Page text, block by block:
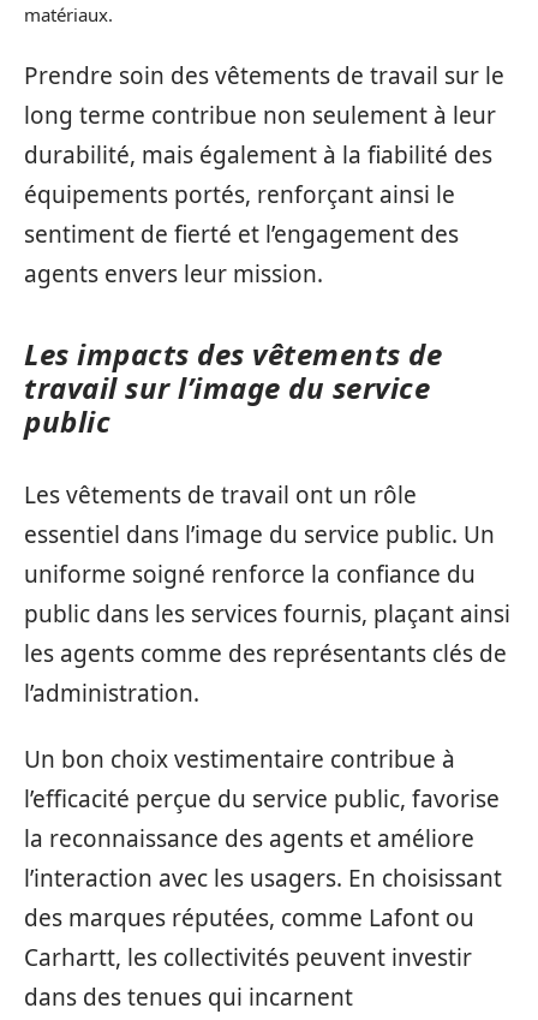
matériaux.
Prendre soin des vêtements de travail sur le
long terme contribue non seulement à leur
durabilité, mais également à la fiabilité des
équipements portés, renforçant ainsi le
sentiment de fierté et l’engagement des
agents envers leur mission.
Les impacts des vêtements de
travail sur l’image du service
public
Les vêtements de travail ont un rôle
essentiel dans l’image du service public. Un
uniforme soigné renforce la confiance du
public dans les services fournis, plaçant ainsi
les agents comme des représentants clés de
l’administration.
Un bon choix vestimentaire contribue à
l’efficacité perçue du service public, favorise
la reconnaissance des agents et améliore
l’interaction avec les usagers. En choisissant
des marques réputées, comme Lafont ou
Carhartt, les collectivités peuvent investir
dans des tenues qui incarnent